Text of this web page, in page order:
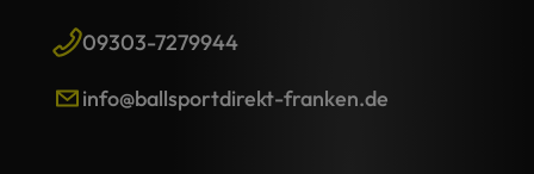
09303-7279944
info@ballsportdirekt-franken.de